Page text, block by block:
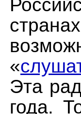
«
Эта
года.